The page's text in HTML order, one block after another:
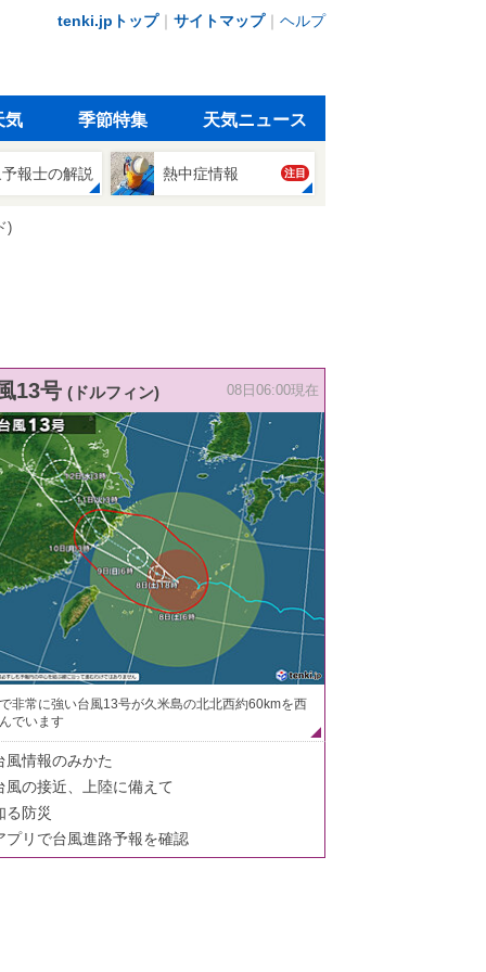
tenki.jpトップ｜ サイトマップ｜ ヘルプ
気 季節特集 天気ニュース
報士の解説 熱中症情報 注目
)
13号 (ドルフィン) 08日06:00現在
非常に強い台風13号が久米島の北北西約60kmを西
でいます
風情報のみかた
風の接近、上陸に備えて
る防災
プリで台風進路予報を確認